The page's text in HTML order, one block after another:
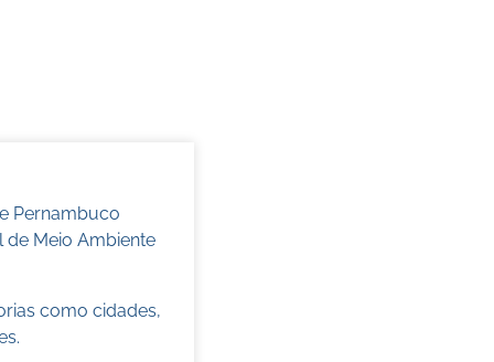
Pernambuco
de Meio Ambiente
como cidades,